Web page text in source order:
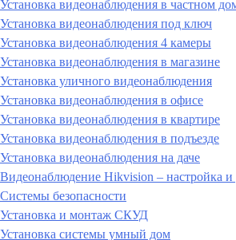
Установка видеонаблюдения в частном
Установка видеонаблюдения под ключ
Установка видеонаблюдения 4 камеры
Установка видеонаблюдения в магазине
Установка уличного видеонаблюдения
Установка видеонаблюдения в офисе
Установка видеонаблюдения в квартире
Установка видеонаблюдения в подъезде
Установка видеонаблюдения на даче
Видеонаблюдение Hikvision – настройка и
Системы безопасности
Установка и монтаж СКУД
Установка системы умный дом